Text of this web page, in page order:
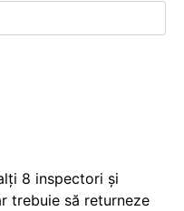
8 inspectori și
trebuie să returneze